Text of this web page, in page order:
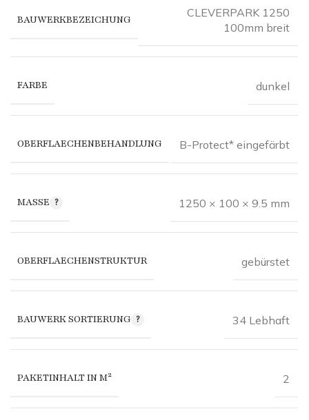
BAUWERKBEZEICHUNG
CLEVERPARK 1250
100mm breit
FARBE dunkel
OBERFLAECHENBEHANDLUNG B-Protect* eingefärbt
MASSE 1250 × 100 × 9.5 mm
OBERFLAECHENSTRUKTUR gebürstet
BAUWERK SORTIERUNG 34 Lebhaft
PAKETINHALT IN M² 2